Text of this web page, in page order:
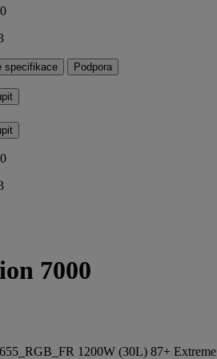
specifikace Podpora
7000
1200W (30L) 87+